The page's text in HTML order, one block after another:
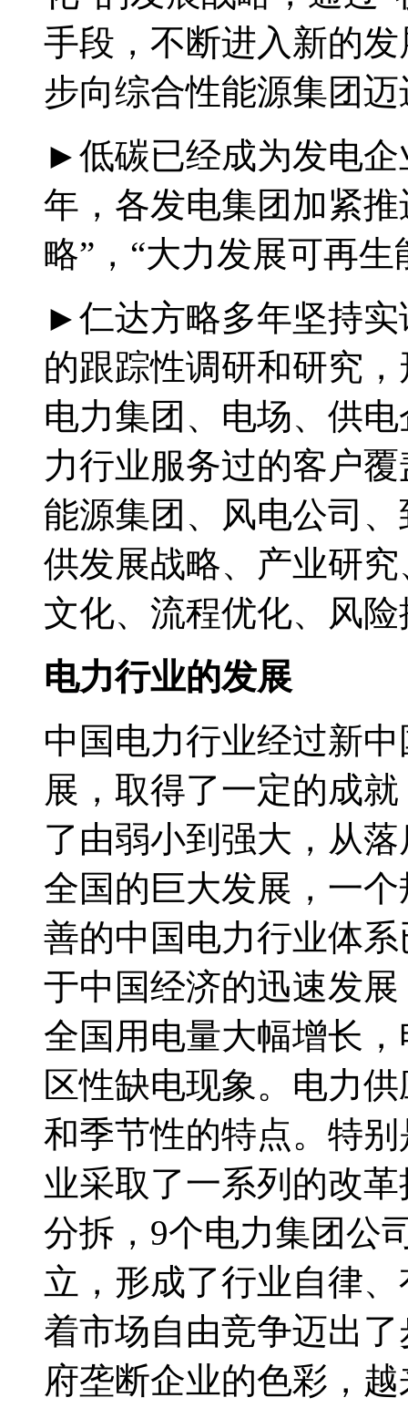
手段，不断进入新的
步向综合性能源集团迈
►低碳已经成为发电企
年，各发电集团加紧
略”，“大力发展可再
►仁达方略多年坚持
的跟踪性调研和研究
电力集团、电场、供
力行业服务过的客户
能源集团、风电公司
供发展战略、产业研
文化、流程优化、风
电力行业的发展
中国电力行业经过新
展，取得了一定的成
了由弱小到强大，从
全国的巨大发展，一
善的中国电力行业体
于中国经济的迅速发
全国用电量大幅增长
区性缺电现象。电力
和季节性的特点。特
业采取了一系列的改
分拆，9个电力集团公
立，形成了行业自律
着市场自由竞争迈出
府垄断企业的色彩，